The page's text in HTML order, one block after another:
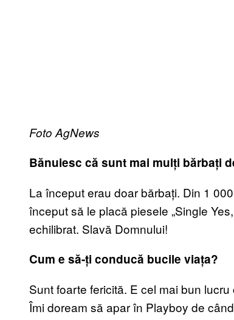
Foto AgNews
Bănuiesc că sunt mai mulți bărbați
La început erau doar bărbați. Din 1
început să le placă piesele „Single
echilibrat. Slavă Domnului!
Cum e să-ți conducă bucile viața?
Sunt foarte fericită. E cel mai bun
Îmi doream să apar în Playboy de